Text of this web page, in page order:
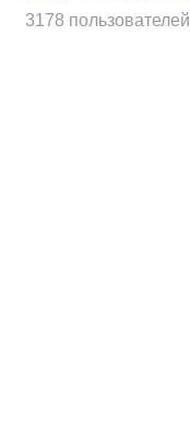
3178 пользователей